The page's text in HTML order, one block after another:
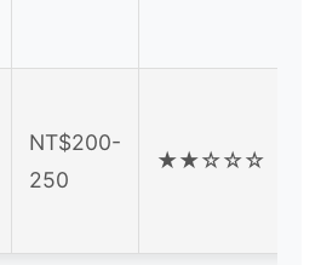
NT$200-
250
★★☆☆☆